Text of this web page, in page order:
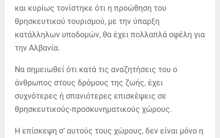
και κυρίως τονίστηκε ότι η προώθηση του
θρησκευτικού τουρισμού, με την ύπαρξη
κατάλληλων υποδομών, θα έχει πολλαπλά οφέλη για
την Αλβανία.
Να σημειωθεί ότι κατά τις αναζητήσεις του ο
άνθρωπος στους δρόμους της ζωής, έχει
συχνότερες ή σπανιότερες επισκέψεις σε
θρησκευτικούς-προσκυνηματικούς χώρους.
Η επίσκεψη σ’ αυτούς τους χώρους, δεν είναι μόνο η